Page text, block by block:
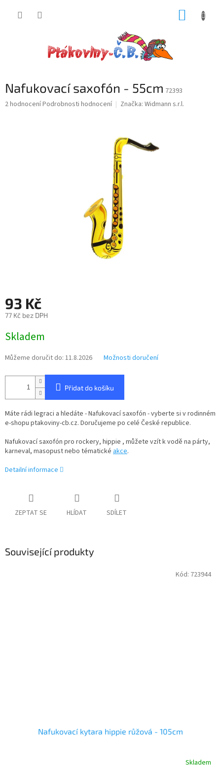
Nafukovací saxofón - 55cm 72393
Průměrné
2 hodnoceníPodrobnosti hodnocení Značka: Widmann s.r.l.
93 Kč
77 Kč bez DPH
cena:
Skladem
Můžeme doručit do: 11.8.2026 Možnosti doručení
Přidat do košíku
Máte rádi legraci a hledáte - Nafukovací saxofón - vyberte si v rodinném
e-shopu ptakoviny-cb.cz. Doručujeme po celé České republice.
Nafukovací saxofón pro rockery, hippie , můžete vzít k vodě na párty,
karneval, masopust nebo tématické akce.
Detailní informace
ZEPTAT SE HLÍDAT SDÍLET
Související produkty
Nafukovací kytara hippie růžová - 105cm
Skladem
Kód: 723944